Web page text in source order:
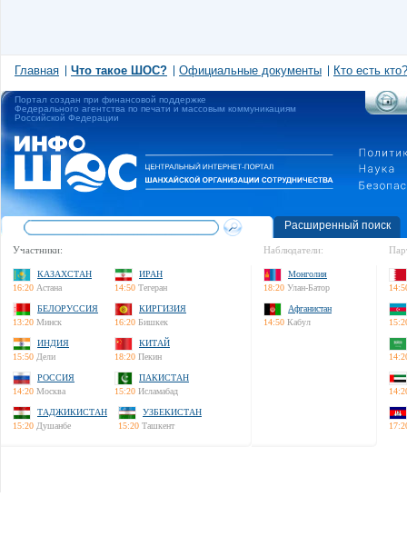
Главная Что такое ШОС? Официальные документы Кто есть кто?
Портал создан при финансовой поддержке
Федерального агентства по печати и массовым коммуникациям
Российской Федерации
Расширенный поиск
Участники:
КАЗАХСТАН
16:20 Астана
ИРАН
14:50 Тегеран
БЕЛОРУССИЯ
13:20 Минск
КИРГИЗИЯ
16:20 Бишкек
ИНДИЯ
15:50 Дели
КИТАЙ
18:20 Пекин
РОССИЯ
14:20 Москва
ПАКИСТАН
15:20 Исламабад
ТАДЖИКИСТАН
15:20 Душанбе
УЗБЕКИСТАН
15:20 Ташкент
Наблюдатели:
Монголия
18:20 Улан-Батор
Афганистан
14:50 Кабул